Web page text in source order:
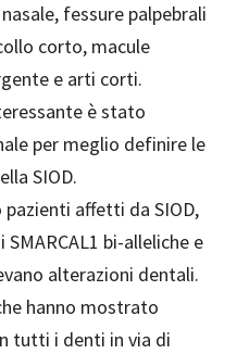
fessure palpebrali
corto, macule
e arti corti.
è stato
per meglio definire le
SIOD.
affetti da SIOD,
bi-alleliche e
alterazioni dentali.
hanno mostrato
tutti i denti in via di